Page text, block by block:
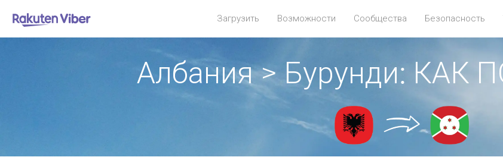
Загрузить Возможности Сообщества Безопасность
Албания > Бурунди: КАК